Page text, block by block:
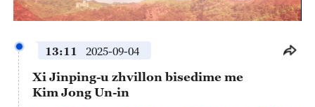
13:11 2025-09-04
Xi Jinping-u zhvillon bisedime me
Kim Jong Un-in